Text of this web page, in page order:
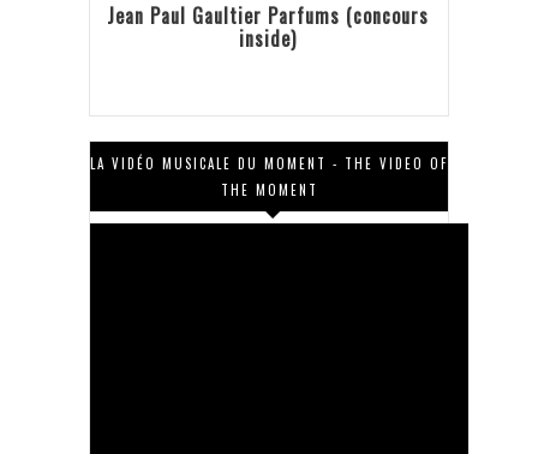
Jean Paul Gaultier Parfums (concours
inside)
LA VIDÉO MUSICALE DU MOMENT - THE VIDEO OF
THE MOMENT